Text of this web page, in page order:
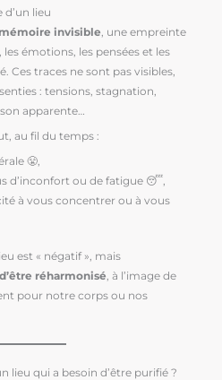
d’un lieu
mémoire invisible, une empreinte
émotions, les pensées et les
Ces traces ne sont pas visibles,
: tensions, stagnation,
apparente…
au fil du temps :
😤,
d’inconfort ou de fatigue 😴,
à vous concentrer ou à vous
est « négatif », mais
réharmonisé, à l’image de
pour notre corps ou nos
lieu qui a besoin d’être purifié ?